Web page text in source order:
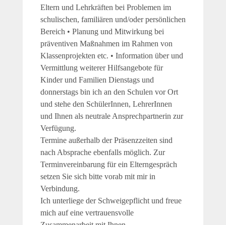
Eltern und Lehrkräften bei Problemen im
schulischen, familiären und/oder persönlichen
Bereich • Planung und Mitwirkung bei
präventiven Maßnahmen im Rahmen von
Klassenprojekten etc. • Information über und
Vermittlung weiterer Hilfsangebote für
Kinder und Familien Dienstags und
donnerstags bin ich an den Schulen vor Ort
und stehe den SchülerInnen, LehrerInnen
und Ihnen als neutrale Ansprechpartnerin zur
Verfügung.
Termine außerhalb der Präsenzzeiten sind
nach Absprache ebenfalls möglich. Zur
Terminvereinbarung für ein Elterngespräch
setzen Sie sich bitte vorab mit mir in
Verbindung.
Ich unterliege der Schweigepflicht und freue
mich auf eine vertrauensvolle